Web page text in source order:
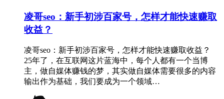
凌哥seo：新手初涉百家号，怎样才能快速赚取
收益？
凌哥seo：新手初涉百家号，怎样才能快速赚取收益？
25年了，在互联网这片蓝海中，每个人都有一个当博
主，做自媒体赚钱的梦，其实做自媒体需要很多的内容
输出作为基础，我们要成为一个领域…